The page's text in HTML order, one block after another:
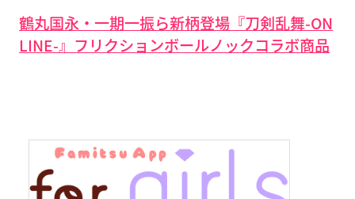
鶴丸国永・一期一振ら新柄登場『刀剣乱舞-ON
LINE-』フリクションボールノックコラボ商品